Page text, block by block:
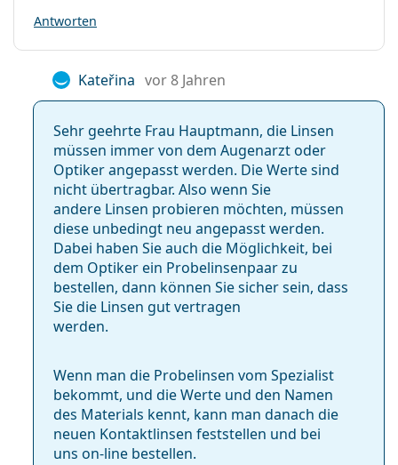
Antworten
Kateřina vor 8 Jahren
Sehr geehrte Frau Hauptmann, die Linsen
müssen immer von dem Augenarzt oder
Optiker angepasst werden. Die Werte sind
nicht übertragbar. Also wenn Sie
andere Linsen probieren möchten, müssen
diese unbedingt neu angepasst werden.
Dabei haben Sie auch die Möglichkeit, bei
dem Optiker ein Probelinsenpaar zu
bestellen, dann können Sie sicher sein, dass
Sie die Linsen gut vertragen
werden.
Wenn man die Probelinsen vom Spezialist
bekommt, und die Werte und den Namen
des Materials kennt, kann man danach die
neuen Kontaktlinsen feststellen und bei
uns on-line bestellen.